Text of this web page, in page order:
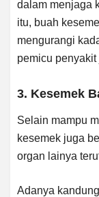
dalam menjaga
itu, buah
mengurangi
pemicu
3. Kesemek
Selain mampu
kesemek juga
organ lainya
Adanya